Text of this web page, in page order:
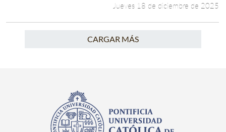
Jueves 18 de diciembre de 2025
CARGAR MÁS